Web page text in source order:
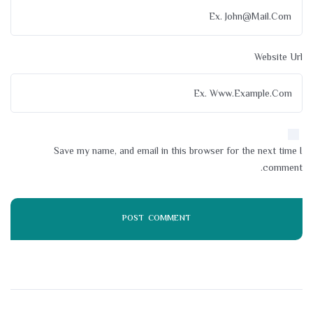
Website Url
Save my name, and email in this browser for the next time I
comment.